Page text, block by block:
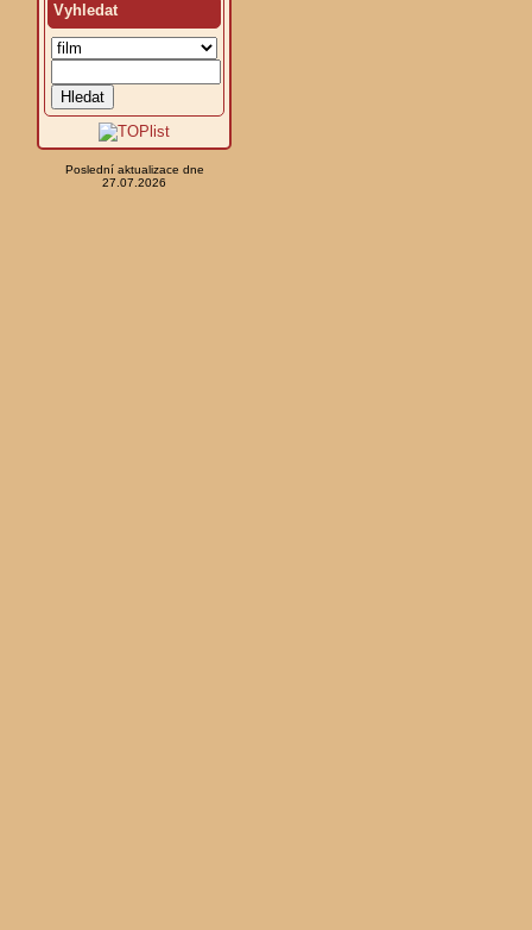
Vyhledat
Poslední aktualizace dne
27.07.2026